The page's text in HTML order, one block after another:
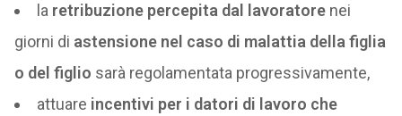
la retribuzione percepita dal lavoratorenei
giorni di astensione nel caso di malattia della figlia
o del figlio sarà regolamentata progressivamente,
attuare incentivi per i datori di lavoro che